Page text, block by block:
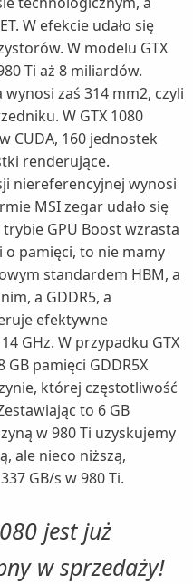
W efekcie udało się
W modelu GTX
Ti aż 8 miliardów.
zaś 314 mm2, czyli
W GTX 1080
CUDA, 160 jednostek
renderujące.
niereferencyjnej wynosi
MSI zegar udało się
GPU Boost wzrasta
o pamięci, to nie mamy
standardem HBM, a
a GDDR5, a
efektywne
GHz. W przypadku GTX
pamięci GDDR5X
której częstotliwość
to 6 GB
w 980 Ti uzyskujemy
ale nieco niższą,
GB/s w 980 Ti.
jest już
w sprzedaży!